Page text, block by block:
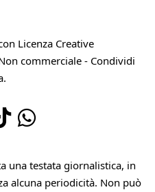
Licenza Creative
commerciale - Condividi
.
una testata giornalistica, in
alcuna periodicità. Non può